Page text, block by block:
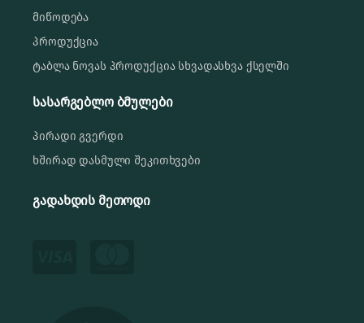
მიწოდება
პროდუქცია
ტაბლა ნოვას პროდუქცია სხვადასხვა ქსელში
სასარგებლო ბმულები
პირადი გვერდი
ხშირად დასმული შეკითხვები
გადახდის მეთოდი